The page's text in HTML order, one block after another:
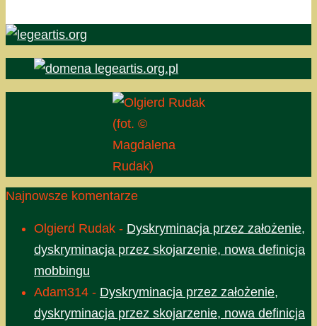
(fot. ©
Magdalena
Rudak)
Najnowsze komentarze
Olgierd Rudak - Dyskryminacja przez założenie,
dyskryminacja przez skojarzenie, nowa definicja
mobbingu
Adam314 - Dyskryminacja przez założenie,
dyskryminacja przez skojarzenie, nowa definicja